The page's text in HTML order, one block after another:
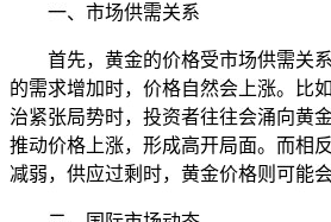
一、市场供需关系
首先，黄金的价格受市场供需关
的需求增加时，价格自然会上涨。比
治紧张局势时，投资者往往会涌向黄
推动价格上涨，形成高开局面。而相
减弱，供应过剩时，黄金价格则可能会